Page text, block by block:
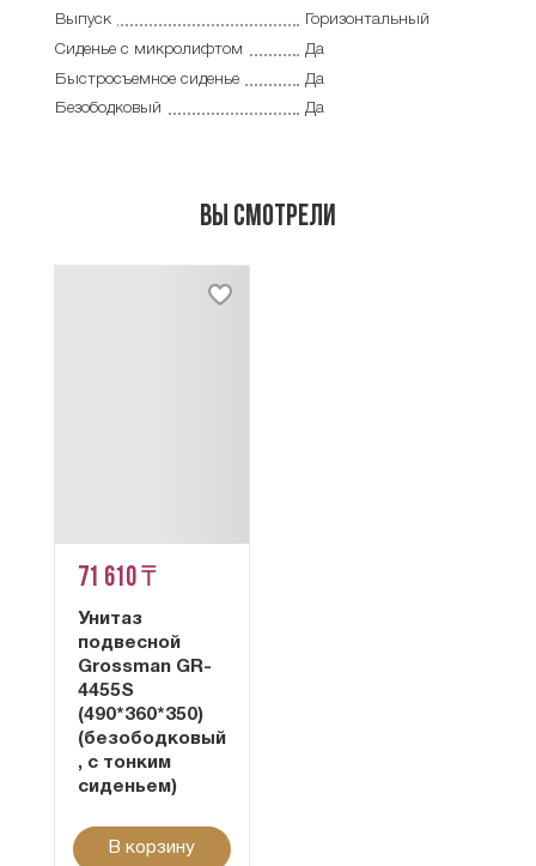
Выпуск
Горизонтальный
Сиденье с микролифтом
Да
Быстросъемное сиденье
Да
Безободковый
Да
Вы смотрели
71 610 ₸
Унитаз
подвесной
Grossman GR-
4455S
(490*360*350)
(безободковый
, с тонким
сиденьем)
В корзину